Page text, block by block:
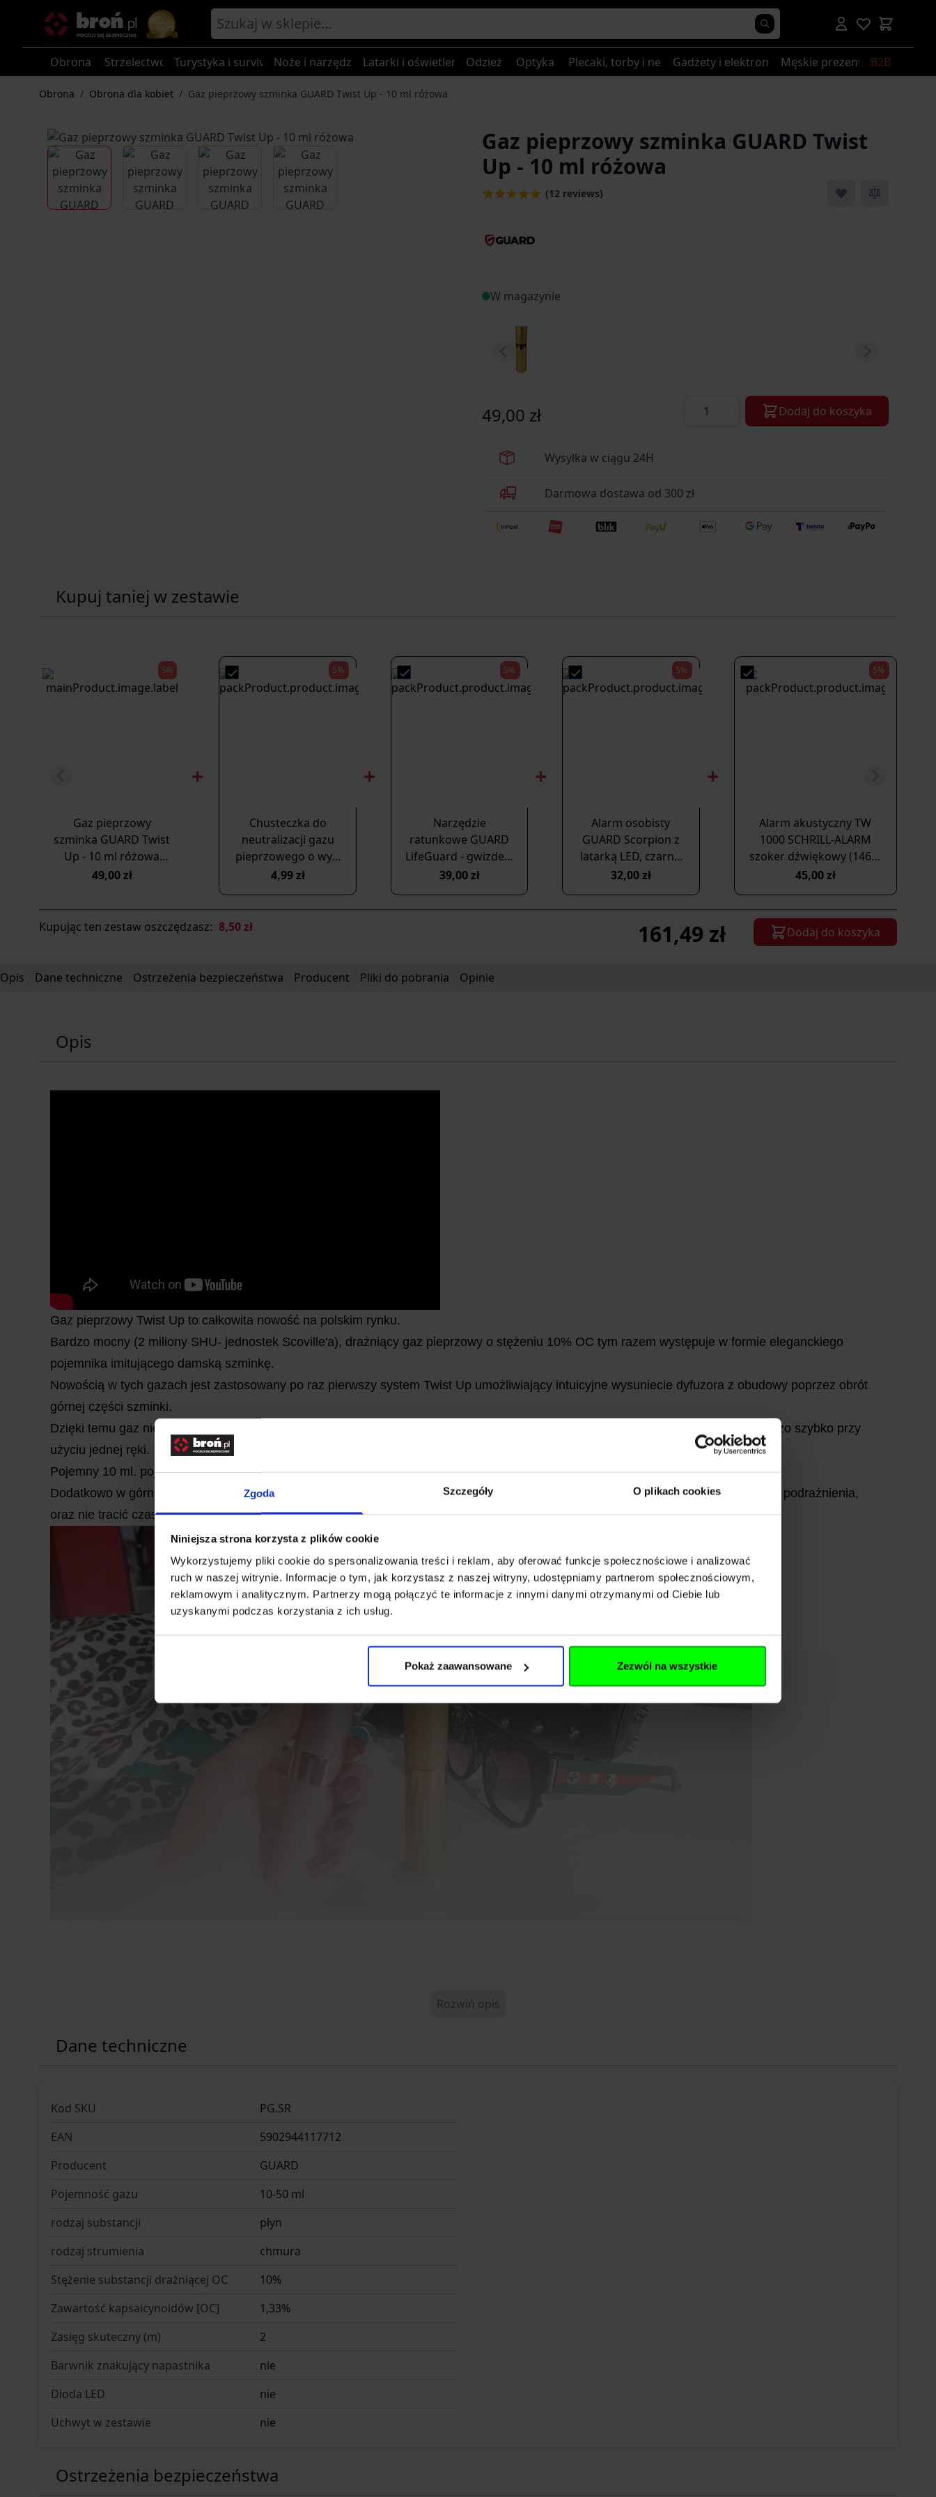
Zgoda Szczegóły O plikach cookies
Niniejsza strona korzysta z plików cookie
Wykorzystujemy pliki cookie do spersonalizowania treści i reklam, aby oferować funkcje społecznościowe i analizować
ruch w naszej witrynie. Informacje o tym, jak korzystasz z naszej witryny, udostępniamy partnerom społecznościowym,
reklamowym i analitycznym. Partnerzy mogą połączyć te informacje z innymi danymi otrzymanymi od Ciebie lub
uzyskanymi podczas korzystania z ich usług.
Pokaż zaawansowane Zezwól na wszystkie
Obrona Strzelectwo Turystyka i survival Noże i narzędzia Latarki i oświetlenieOdzież Optyka Plecaki, torby i nerkiGadżety i elektronikaMęskie prezenty B2B
Obrona / Obrona dla kobiet / Gaz pieprzowy szminka GUARD Twist Up - 10 ml różowa
Gaz pieprzowy szminka GUARD Twist
Up - 10 ml różowa
(12 reviews)
View larger imageView larger imageView larger imageView larger image
W magazynie
49,00 zł Ilość Dodaj do koszyka
Wysyłka w ciągu 24H
Darmowa dostawa od 300 zł
Kupuj taniej w zestawie
5%
Gaz pieprzowy
szminka GUARD Twist
Up - 10 ml różowa
(PG.SR)
49,00 zł
5%
Chusteczka do
neutralizacji gazu
pieprzowego o wys.
stężeniu.
dekontaminacyjna
4,99 zł
5%
Narzędzie
ratunkowe GUARD
LifeGuard - gwizdek,
nóż do pasów,
BL)
39,00 zł
5%
Alarm osobisty
GUARD Scorpion z
latarką LED, czarny,
syrena 120dB (YC-
32,00 zł
5%
Alarm akustyczny TW
1000 SCHRILL-ALARM
szoker dźwiękowy (1460)
144
45,00 zł
Kupując ten zestaw oszczędzasz: 8,50 zł Dodaj do koszyka
161,49 zł
Opis Dane techniczne Ostrzeżenia bezpieczeństwa Producent Pliki do pobrania Opinie
Opis
Gaz pieprzowy Twist Up to całkowita nowość na polskim rynku.
Bardzo mocny (2 miliony SHU- jednostek Scoville'a), drażniący gaz pieprzowy o stężeniu 10% OC tym razem występuje w formie eleganckiego
pojemnika imitującego damską szminkę.
Nowością w tych gazach jest zastosowany po raz pierwszy system Twist Up umożliwiający intuicyjne wysuniecie dyfuzora z obudowy poprzez obrót
górnej części szminki.
Dzięki temu gaz nie uruchomi się przypadkiem w kieszeni lub damskiej torebce a sam proces wysunięcia dyfuzora odbywa się bardzo szybko przy
użyciu jednej ręki.
Pojemny 10 ml. pojemnik pozwala na użycie gazu do 8 pełnych dawek w formie chmury działającej do dwóch metrów.
Dodatkowo w górnej części przycisku dyfuzora umieszczona została strzałka wskazująca kierunek wyrzutu gazu, aby uniknąć samo podrażnienia,
oraz nie tracić czasu w stresującej sytuacji na wycelowanie miotacza w napastnika.
Rozwiń opis
Dane techniczne
Kod SKU
PG.SR
EAN
5902944117712
Producent
GUARD
Pojemność gazu
10-50 ml
rodzaj substancji
płyn
rodzaj strumienia
chmura
Stężenie substancji drażniącej OC
10%
Zawartość kapsaicynoidów [OC]
1,33%
Zasięg skuteczny (m)
2
Barwnik znakujący napastnika
nie
Dioda LED
nie
Uchwyt w zestawie
nie
Ostrzeżenia bezpieczeństwa